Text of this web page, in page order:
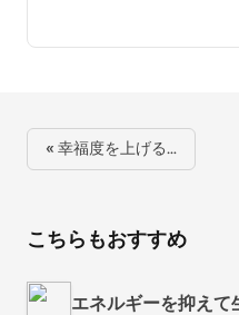
« 幸福度を上げる…
こちらもおすすめ
エネルギーを抑えて